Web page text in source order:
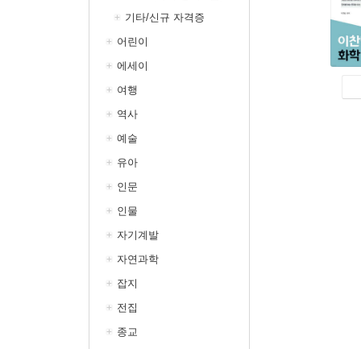
기타/신규 자격증
어린이
에세이
여행
역사
예술
유아
인문
인물
자기계발
자연과학
잡지
전집
종교